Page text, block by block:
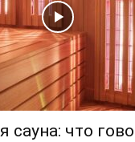
сауна: что